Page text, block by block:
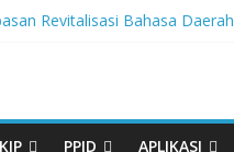
Revitalisasi Bahasa Daerah
PPID APLIKASI